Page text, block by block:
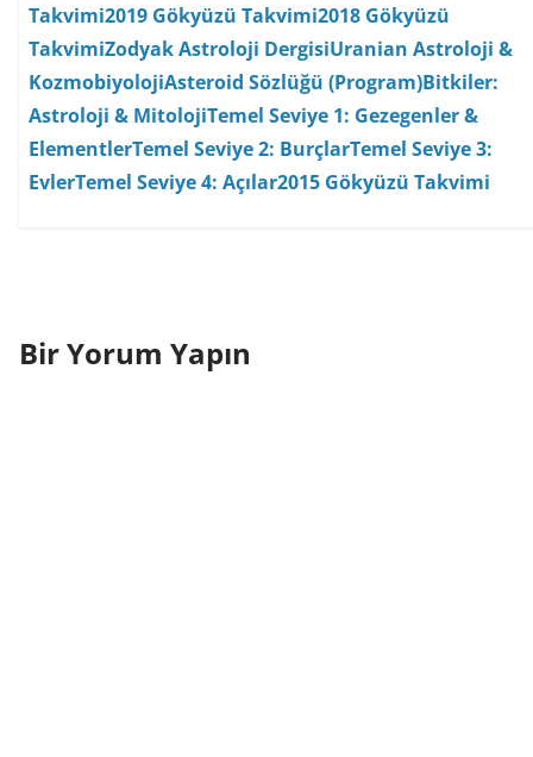
Takvimi2019 Gökyüzü Takvimi2018 Gökyüzü
TakvimiZodyak Astroloji DergisiUranian Astroloji &
KozmobiyolojiAsteroid Sözlüğü (Program)Bitkiler:
Astroloji & MitolojiTemel Seviye 1: Gezegenler &
ElementlerTemel Seviye 2: BurçlarTemel Seviye 3:
EvlerTemel Seviye 4: Açılar2015 Gökyüzü Takvimi
Bir Yorum Yapın